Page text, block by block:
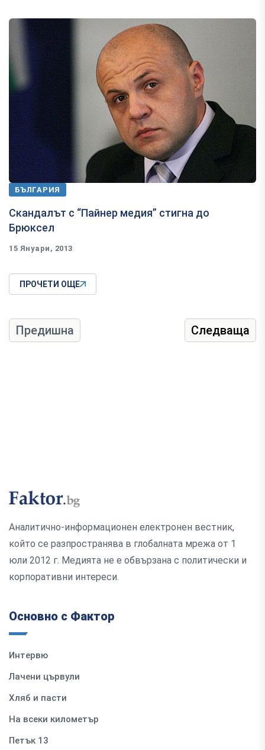
БЪЛГАРИЯ
Скандалът с “Пайнер медия” стигна до
Брюксел
15 Януари, 2013
ПРОЧЕТИ ОЩЕ
Предишна Следваща
Аналитично-информационен електронен вестник,
който се разпространява в глобалната мрежа от 1
юли 2012 г. Медията не е обвързана с политически и
корпоративни интереси.
Основно с Фактор
Интервю
Лачени цървули
Хляб и пасти
На всеки километър
Петък 13